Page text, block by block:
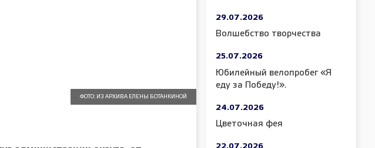
ФОТО: ИЗ АРХИВА ЕЛЕНЫ БОТАНКИНОЙ
29.07.2026
Волшебство творчества
25.07.2026
Юбилейный велопробег «Я
еду за Победу!».
24.07.2026
Цветочная фея